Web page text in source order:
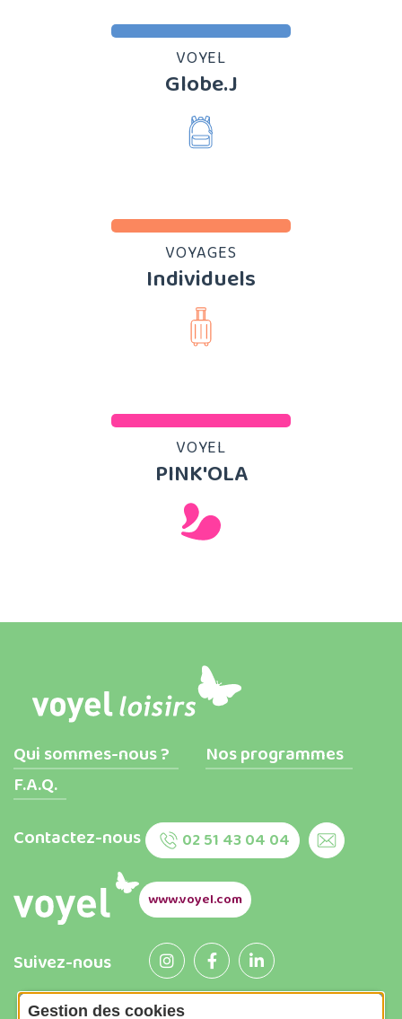
VOYEL
Globe.J
VOYAGES
Individuels
VOYEL
PINK'OLA
Qui sommes-nous ?
Nos programmes
F.A.Q.
Contactez-nous
02 51 43 04 04
www.voyel.com
Suivez-nous
Gestion des cookies